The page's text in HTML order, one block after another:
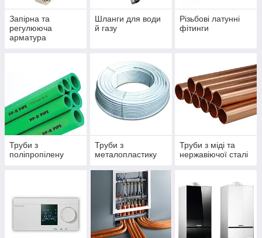
Запірна та
регулююча
арматура
Шланги для води
й газу
Різьбові латунні
фітинги
Труби з
поліпропілену
Труби з
металопластику
Труби з міді та
нержавіючої сталі